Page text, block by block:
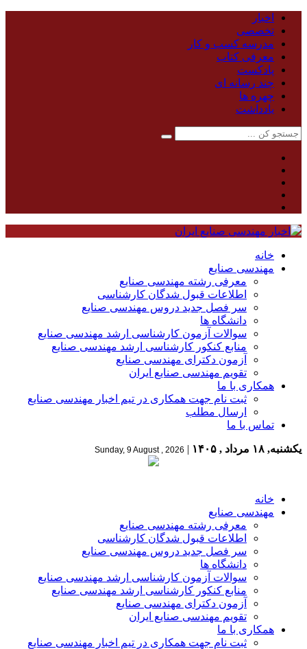
اخبار
تخصصی
مدرسه کسب و کار
معرفی کتاب
پادکست
چند رسانه ای
چهره ها
یادداشت
خانه
مهندسی صنایع
معرفی رشته مهندسی صنایع
اطلاعات قبول شدگان کارشناسی
سر فصل جدید دروس مهندسی صنایع
دانشگاه ها
سوالات آزمون کارشناسی ارشد مهندسی صنایع
منابع کنکور کارشناسی ارشد مهندسی صنایع
آزمون دکترای مهندسی صنایع
تقویم مهندسی صنایع ایران
همکاری با ما
ثبت نام جهت همکاری در تیم اخبار مهندسی صنایع
ارسال مطلب
تماس با ما
یکشنبه, ۱۸ مرداد , ۱۴۰۵ |
Sunday, 9 August , 2026
خانه
مهندسی صنایع
معرفی رشته مهندسی صنایع
اطلاعات قبول شدگان کارشناسی
سر فصل جدید دروس مهندسی صنایع
دانشگاه ها
سوالات آزمون کارشناسی ارشد مهندسی صنایع
منابع کنکور کارشناسی ارشد مهندسی صنایع
آزمون دکترای مهندسی صنایع
تقویم مهندسی صنایع ایران
همکاری با ما
ثبت نام جهت همکاری در تیم اخبار مهندسی صنایع